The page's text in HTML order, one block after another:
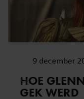
9 december
HOE
GEK WERD